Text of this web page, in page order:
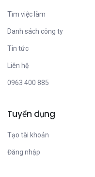
Tìm việc làm
Danh sách công ty
Tin tức
Liên hệ
0963 400 885
Tuyển dụng
Tạo tài khoản
Đăng nhập